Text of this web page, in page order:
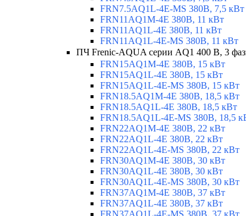
FRN7.5AQ1L-4E-MS 380В, 7,5 кВт
FRN11AQ1M-4E 380В, 11 кВт
FRN11AQ1L-4E 380В, 11 кВт
FRN11AQ1L-4E-MS 380В, 11 кВт
ПЧ Frenic-AQUA серии AQ1 400 В, 3
FRN15AQ1M-4E 380В, 15 кВт
FRN15AQ1L-4E 380В, 15 кВт
FRN15AQ1L-4E-MS 380В, 15 кВт
FRN18.5AQ1M-4E 380В, 18,5 кВт
FRN18.5AQ1L-4E 380В, 18,5 кВт
FRN18.5AQ1L-4E-MS 380В, 18,5
FRN22AQ1M-4E 380В, 22 кВт
FRN22AQ1L-4E 380В, 22 кВт
FRN22AQ1L-4E-MS 380В, 22 кВт
FRN30AQ1M-4E 380В, 30 кВт
FRN30AQ1L-4E 380В, 30 кВт
FRN30AQ1L-4E-MS 380В, 30 кВт
FRN37AQ1M-4E 380В, 37 кВт
FRN37AQ1L-4E 380В, 37 кВт